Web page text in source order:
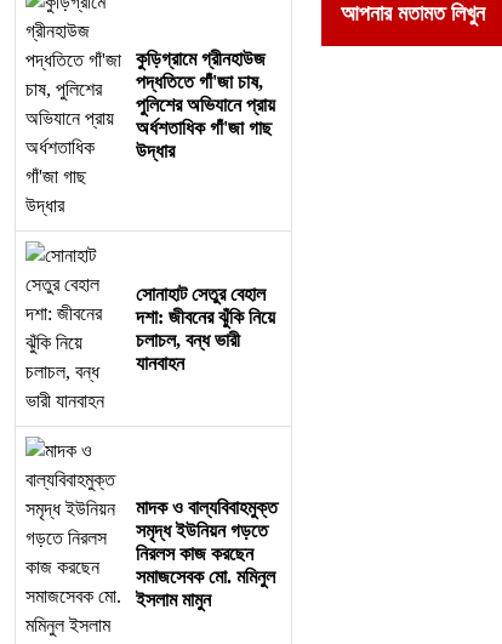
কুড়িগ্রামে গ্রীনহাউজ
পদ্ধতিতে গাঁ'জা চাষ,
পুলিশের অভিযানে প্রায়
অর্ধশতাধিক গাঁ'জা গাছ
উদ্ধার
সোনাহাট সেতুর বেহাল
দশা: জীবনের ঝুঁকি নিয়ে
চলাচল, বন্ধ ভারী
যানবাহন
মাদক ও বাল্যবিবাহমুক্ত
সমৃদ্ধ ইউনিয়ন গড়তে
নিরলস কাজ করছেন
সমাজসেবক মো. মমিনুল
ইসলাম মামুন
আপনার মতামত লিখুন